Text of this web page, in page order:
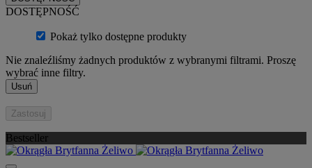
DOSTĘPNOŚĆ
Pokaż tylko dostępne produkty
Nie znaleźliśmy żadnych produktów z wybranymi filtrami. Proszę
wybrać inne filtry.
Usuń
Zastosuj
Bestseller